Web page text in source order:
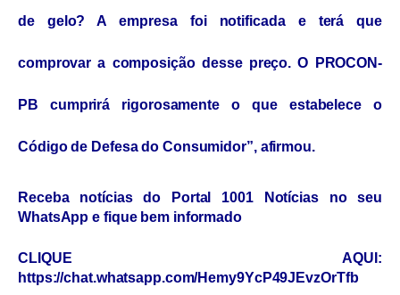
de gelo? A empresa foi notificada e terá que
comprovar a composição desse preço. O PROCON-
PB cumprirá rigorosamente o que estabelece o
Código de Defesa do Consumidor”, afirmou.
Receba notícias do Portal 1001 Notícias no seu
WhatsApp e fique bem informado
CLIQUE AQUI:
https://chat.whatsapp.com/Hemy9YcP49JEvzOrTfb